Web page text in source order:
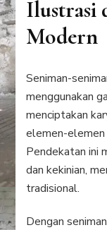
Ilustrasi
Modern
Seniman-
menggunakan
menciptakan
elemen-
Pendekatan ini
dan kekinian,
tradisional.
Dengan